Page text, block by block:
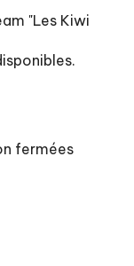
"Les Kiwi
fermées